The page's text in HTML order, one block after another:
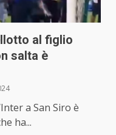
al figlio
salta è
a San Siro è
ha...